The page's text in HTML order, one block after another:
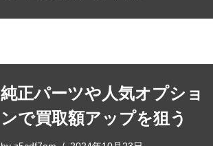
純正パーツや人気オプショ
ンで買取額アップを狙う